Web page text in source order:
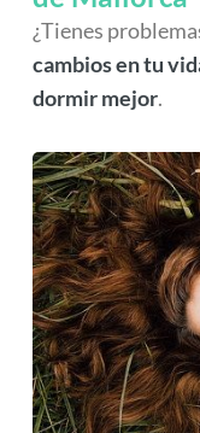
¿Tienes
cambios en tu
dormir mejor.